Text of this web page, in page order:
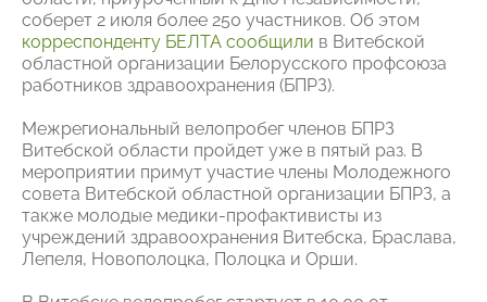
соберет 2 июля более 250 участников. Об этом
корреспонденту БЕЛТА сообщили в Витебской
областной организации Белорусского профсоюза
работников здравоохранения (БПРЗ).
Межрегиональный велопробег членов БПРЗ
Витебской области пройдет уже в пятый раз. В
мероприятии примут участие члены Молодежного
совета Витебской областной организации БПРЗ, а
также молодые медики-профактивисты из
учреждений здравоохранения Витебска, Браслава,
Лепеля, Новополоцка, Полоцка и Орши.